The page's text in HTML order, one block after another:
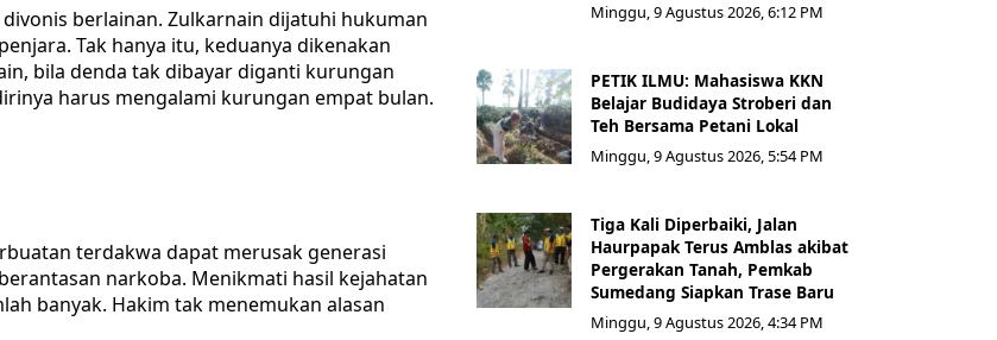
berlainan. Zulkarnain dijatuhi hukuman
Tak hanya itu, keduanya dikenakan
bila denda tak dibayar diganti kurungan
harus mengalami kurungan empat bulan.
terdakwa dapat merusak generasi
narkoba. Menikmati hasil kejahatan
banyak. Hakim tak menemukan alasan
Minggu, 9 Agustus 2026, 6:12 PM
PETIK ILMU: Mahasiswa KKN
Belajar Budidaya Stroberi dan
Teh Bersama Petani Lokal
Minggu, 9 Agustus 2026, 5:54 PM
Tiga Kali Diperbaiki, Jalan
Haurpapak Terus Amblas akibat
Pergerakan Tanah, Pemkab
Sumedang Siapkan Trase Baru
Minggu, 9 Agustus 2026, 4:34 PM